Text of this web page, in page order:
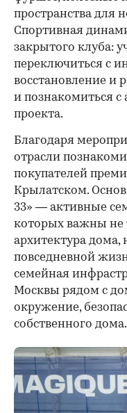
пространства для
Спортивная
закрытого клуба:
переключиться с
восстановление и
и познакомиться
проекта.
Благодаря
отрасли
покупателей
Крылатском.
33» — активные
которых важны не
архитектура дома,
повседневной
семейная
Москвы рядом с
окружение,
собственного дома.